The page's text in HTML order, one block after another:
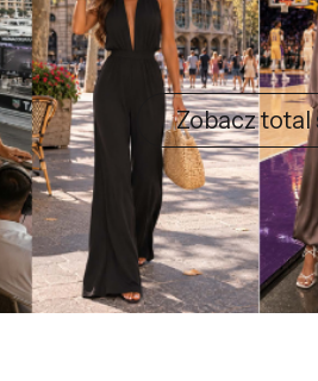
Zobacz total